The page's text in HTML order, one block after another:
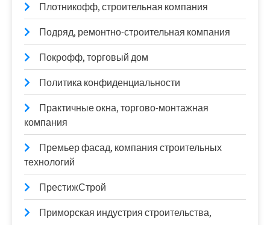
Плотникофф, строительная компания
Подряд, ремонтно-строительная компания
Покрофф, торговый дом
Политика конфиденциальности
Практичные окна, торгово-монтажная
компания
Премьер фасад, компания строительных
технологий
ПрестижСтрой
Приморская индустрия строительства,